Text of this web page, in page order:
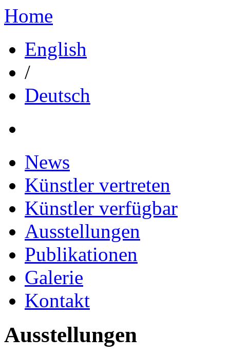
Home
English
/
Deutsch
News
Künstler vertreten
Künstler verfügbar
Ausstellungen
Publikationen
Galerie
Kontakt
Ausstellungen